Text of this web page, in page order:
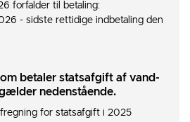
forfalder til betaling:
- sidste rettidige indbetaling den
betaler statsafgift af vand-
nedenstående.
for statsafgift i 2025